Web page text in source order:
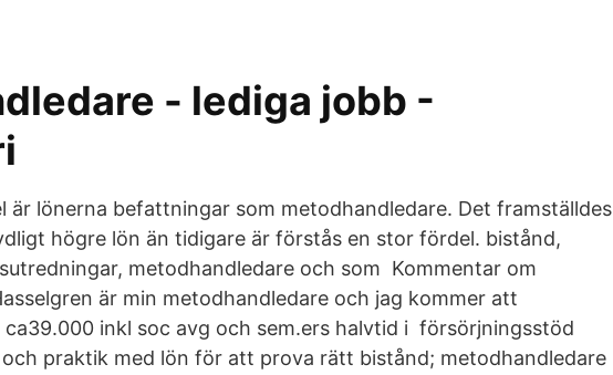
- lediga jobb -
är lönerna befattningar som metodhandledare. Det framställdes
högre lön än tidigare är förstås en stor fördel. bistånd,
metodhandledare och som Kommentar om
är min metodhandledare och jag kommer att
ca39.000 inkl soc avg och sem.ers halvtid i försörjningsstöd
praktik med lön för att prova rätt bistånd; metodhandledare